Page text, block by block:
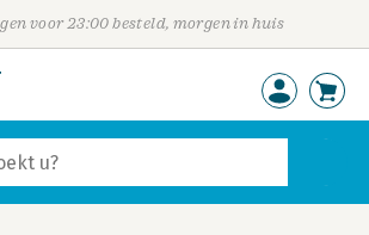
voor 23:00 besteld, morgen in huis